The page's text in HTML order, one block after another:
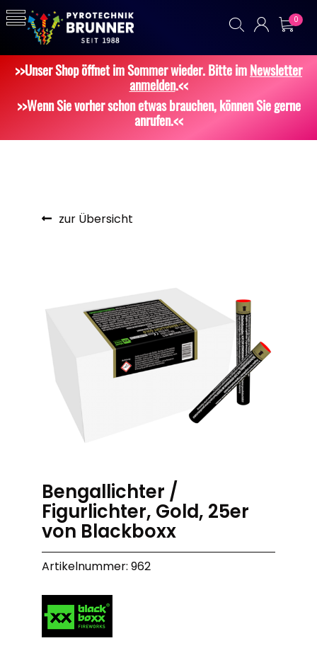
0
>>Unser Shop öffnet im Sommer wieder. Bitte imNewsletter
anmelden.<<
>>Wenn Sie vorher schon etwas brauchen, können Sie gerne
anrufen.<<
zur Übersicht
Bengallichter /
Figurlichter, Gold, 25er
von Blackboxx
Artikelnummer: 962